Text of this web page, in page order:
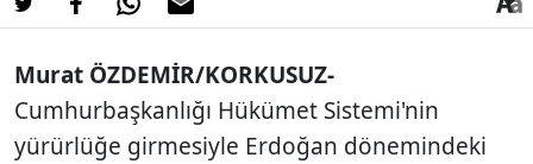
Murat ÖZDEMİR/KORKUSUZ-
Cumhurbaşkanlığı Hükümet Sistemi'nin
yürürlüğe girmesiyle Erdoğan dönemindeki